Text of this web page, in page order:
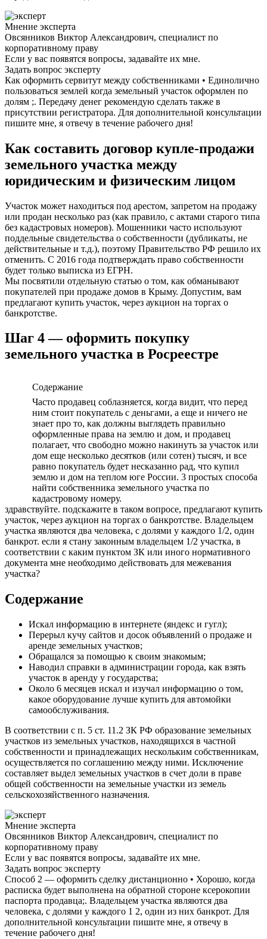
Мнение эксперта
Овсянников Виктор Александрович, специалист по
корпоративному праву
Если у вас появятся вопросы, задавайте их мне.
Задать вопрос эксперту
Как оформить сервитут между собственниками • Единолично
пользоваться землей когда земельный участок оформлен по
долям ;. Передачу денег рекомендую сделать также в
присутствии регистратора. Для дополнительной консультации
пишите мне, я отвечу в течение рабочего дня!
Как составить договор купле-продажи
земельного участка между
юридическим и физическим лицом
Участок может находиться под арестом, запретом на продажу
или продан несколько раз (как правило, с актами старого типа
без кадастровых номеров). Мошенники часто используют
поддельные свидетельства о собственности (дубликаты, не
действительные и т.д.), поэтому Правительство РФ решило их
отменить. С 2016 года подтверждать право собственности
будет только выписка из ЕГРН.
Мы посвятили отдельную статью о том, как обманывают
покупателей при продаже домов в Крыму. Допустим, вам
предлагают купить участок, через аукцион на торгах о
банкротстве.
Шаг 4 — оформить покупку
земельного участка в Росреестре
Содержание
Часто продавец соблазняется, когда видит, что перед
ним стоит покупатель с деньгами, а еще и ничего не
знает про то, как должны выглядеть правильно
оформленные права на землю и дом, и продавец
полагает, что свободно можно накинуть за участок или
дом еще несколько десятков (или сотен) тысяч, и все
равно покупатель будет несказанно рад, что купил
землю и дом на теплом юге России. 3 простых способа
найти собственника земельного участка по
кадастровому номеру.
здравствуйте. подскажите в таком вопросе, предлагают купить
участок, через аукцион на торгах о банкротстве. Владельцем
участка являются два человека, с долями у каждого 1/2, один
банкрот. если я стану законным владельцем 1/2 участка, в
соответствии с каким пунктом ЗК или иного нормативного
документа мне необходимо действовать для межевания
участка?
Содержание
Искал информацию в интернете (яндекс и гугл);
Перерыл кучу сайтов и досок объявлений о продаже и
аренде земельных участков;
Обращался за помощью к своим знакомым;
Наводил справки в администрации города, как взять
участок в аренду у государства;
Около 6 месяцев искал и изучал информацию о том,
какое оборудование лучше купить для автомойки
самообслуживания.
В соответствии с п. 5 ст. 11.2 ЗК РФ образование земельных
участков из земельных участков, находящихся в частной
собственности и принадлежащих нескольким собственникам,
осуществляется по соглашению между ними. Исключение
составляет выдел земельных участков в счет доли в праве
общей собственности на земельные участки из земель
сельскохозяйственного назначения.
Мнение эксперта
Овсянников Виктор Александрович, специалист по
корпоративному праву
Если у вас появятся вопросы, задавайте их мне.
Задать вопрос эксперту
Способ 2 — оформить сделку дистанционно • Хорошо, когда
расписка будет выполнена на обратной стороне ксерокопии
паспорта продавца;. Владельцем участка являются два
человека, с долями у каждого 1 2, один из них банкрот. Для
дополнительной консультации пишите мне, я отвечу в
течение рабочего дня!